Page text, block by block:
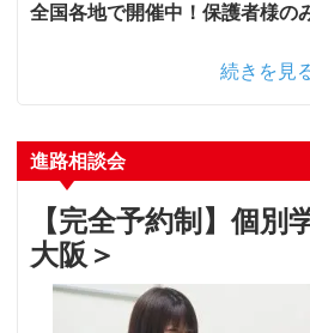
全国各地で開催中！保護者様の
続きを見
進路相談会
【完全予約制】個
大阪＞